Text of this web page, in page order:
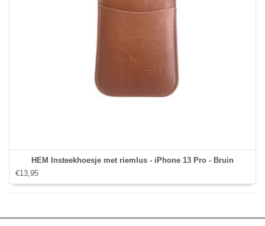
HEM Insteekhoesje met riemlus - iPhone 13 Pro - Bruin
€13,95